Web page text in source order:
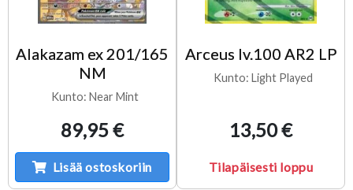
Alakazam ex 201/165
NM
Kunto: Near Mint
89,95 €
Lisää ostoskoriin
Arceus lv.100 AR2 LP
Kunto: Light Played
13,50 €
Tilapäisesti loppu